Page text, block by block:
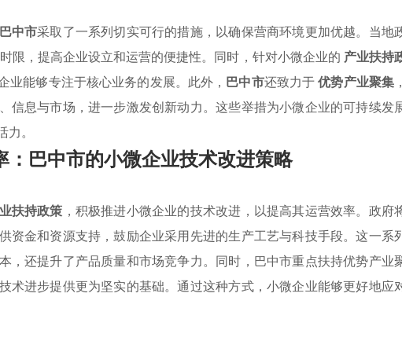
巴中市采取了一系列切实可行的措施，以确保营商环境更加优越。当地
限，提高企业设立和运营的便捷性。同时，针对小微企业的 产业扶持
业能够专注于核心业务的发展。此外， 巴中市还致力于优势产业聚集 ，
信息与市场，进一步激发创新动力。这些举措为小微企业的可持续发
。
：巴中市的小微企业技术改进策略
扶持政策 ，积极推进小微企业的技术改进，以提高其运营效率。政府
资金和资源支持，鼓励企业采用先进的生产工艺与科技手段。这一系
，还提升了产品质量和市场竞争力。同时，巴中市重点扶持优势产业
术进步提供更为坚实的基础。通过这种方式，小微企业能够更好地应